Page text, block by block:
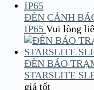
ĐÈN CẢNH
IP65 Vui lòng
ĐÈN BÁO
STARSLITE
giá tốt